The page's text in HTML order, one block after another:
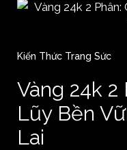
Kiến Thức Trang Sức
Vàng 24k 2
Lũy Bền
Lai